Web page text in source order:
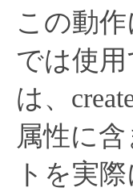
この動
では使
は、
属性に
トを実